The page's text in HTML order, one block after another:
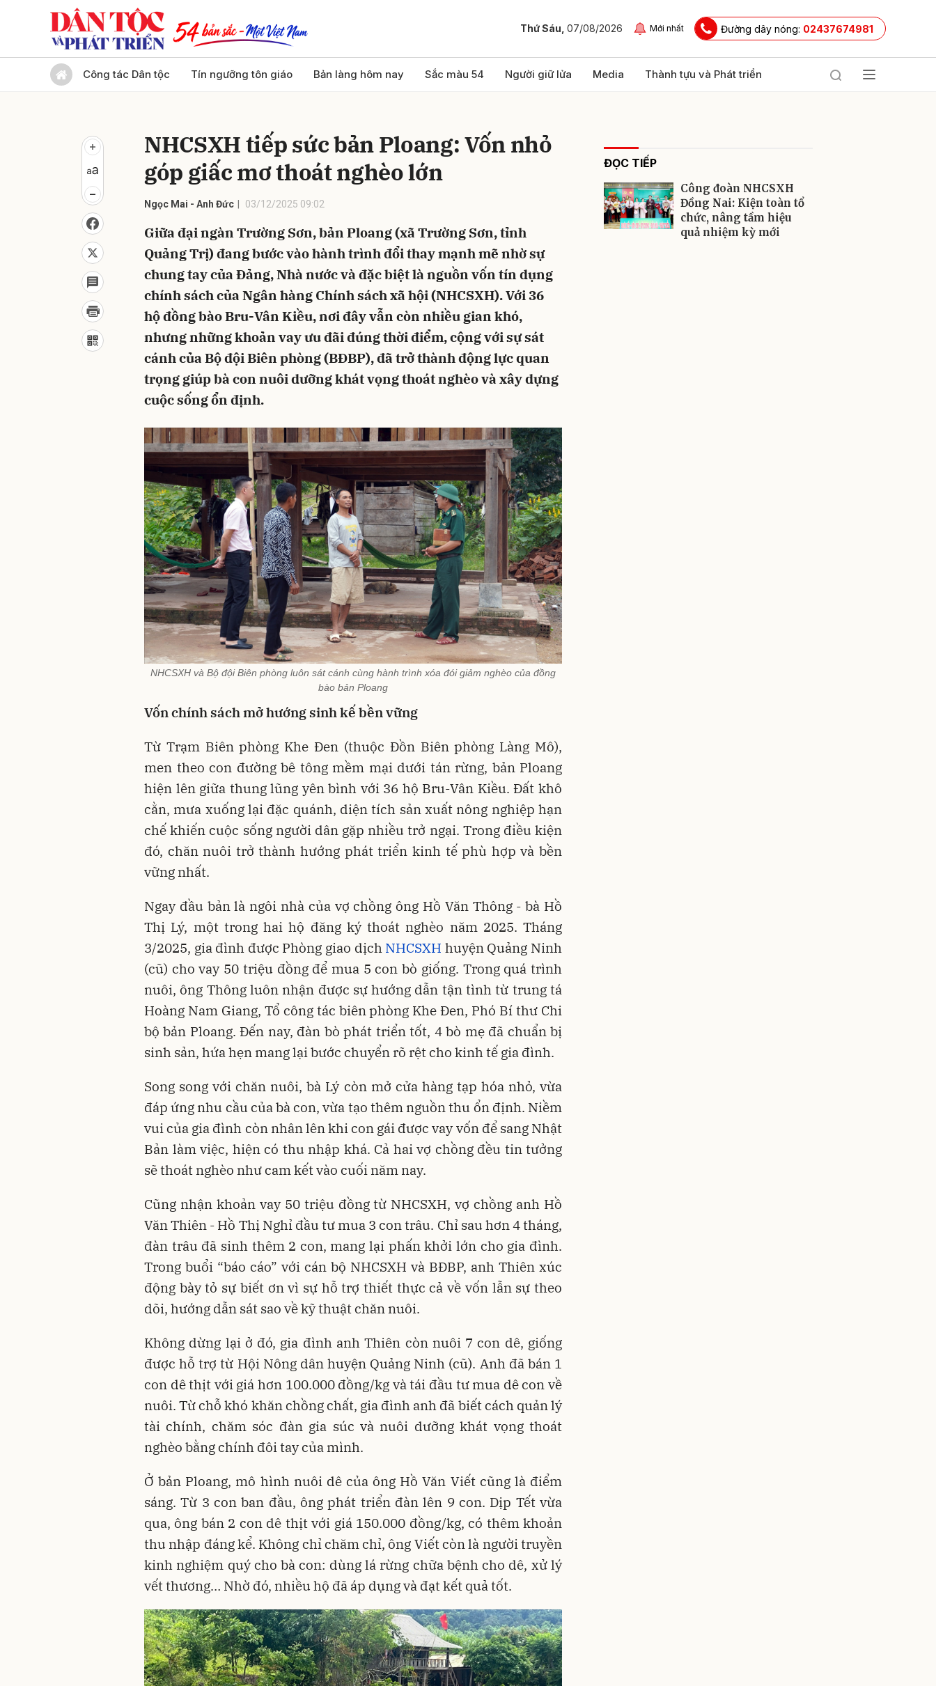
Thứ Sáu, 07/08/2026 Mới nhất Đường dây nóng: 02437674981
Công tác Dân tộc Tín ngưỡng tôn giáo Bản làng hôm nay Sắc màu 54 Người giữ lửa Media Thành tựu và Phát triển
NHCSXH tiếp sức bản Ploang: Vốn nhỏ
góp giấc mơ thoát nghèo lớn
Ngọc Mai - Anh Đức 03/12/2025 09:02
Giữa đại ngàn Trường Sơn, bản Ploang (xã Trường Sơn, tỉnh
Quảng Trị) đang bước vào hành trình đổi thay mạnh mẽ nhờ sự
chung tay của Đảng, Nhà nước và đặc biệt là nguồn vốn tín dụng
chính sách của Ngân hàng Chính sách xã hội (NHCSXH). Với 36
hộ đồng bào Bru-Vân Kiều, nơi đây vẫn còn nhiều gian khó,
nhưng những khoản vay ưu đãi đúng thời điểm, cộng với sự sát
cánh của Bộ đội Biên phòng (BĐBP), đã trở thành động lực quan
trọng giúp bà con nuôi dưỡng khát vọng thoát nghèo và xây dựng
cuộc sống ổn định.
NHCSXH và Bộ đội Biên phòng luôn sát cánh cùng hành trình xóa đói giảm nghèo của đồng
bào bản Ploang
Vốn chính sách mở hướng sinh kế bền vững
Từ Trạm Biên phòng Khe Đen (thuộc Đồn Biên phòng Làng Mô),
men theo con đường bê tông mềm mại dưới tán rừng, bản Ploang
hiện lên giữa thung lũng yên bình với 36 hộ Bru-Vân Kiều. Đất khô
cằn, mưa xuống lại đặc quánh, diện tích sản xuất nông nghiệp hạn
chế khiến cuộc sống người dân gặp nhiều trở ngại. Trong điều kiện
đó, chăn nuôi trở thành hướng phát triển kinh tế phù hợp và bền
vững nhất.
Ngay đầu bản là ngôi nhà của vợ chồng ông Hồ Văn Thông - bà Hồ
Thị Lý, một trong hai hộ đăng ký thoát nghèo năm 2025. Tháng
3/2025, gia đình được Phòng giao dịch NHCSXH huyện Quảng Ninh
(cũ) cho vay 50 triệu đồng để mua 5 con bò giống. Trong quá trình
nuôi, ông Thông luôn nhận được sự hướng dẫn tận tình từ trung tá
Hoàng Nam Giang, Tổ công tác biên phòng Khe Đen, Phó Bí thư Chi
bộ bản Ploang. Đến nay, đàn bò phát triển tốt, 4 bò mẹ đã chuẩn bị
sinh sản, hứa hẹn mang lại bước chuyển rõ rệt cho kinh tế gia đình.
Song song với chăn nuôi, bà Lý còn mở cửa hàng tạp hóa nhỏ, vừa
đáp ứng nhu cầu của bà con, vừa tạo thêm nguồn thu ổn định. Niềm
vui của gia đình còn nhân lên khi con gái được vay vốn để sang Nhật
Bản làm việc, hiện có thu nhập khá. Cả hai vợ chồng đều tin tưởng
sẽ thoát nghèo như cam kết vào cuối năm nay.
Cũng nhận khoản vay 50 triệu đồng từ NHCSXH, vợ chồng anh Hồ
Văn Thiên - Hồ Thị Nghỉ đầu tư mua 3 con trâu. Chỉ sau hơn 4 tháng,
đàn trâu đã sinh thêm 2 con, mang lại phấn khởi lớn cho gia đình.
Trong buổi “báo cáo” với cán bộ NHCSXH và BĐBP, anh Thiên xúc
động bày tỏ sự biết ơn vì sự hỗ trợ thiết thực cả về vốn lẫn sự theo
dõi, hướng dẫn sát sao về kỹ thuật chăn nuôi.
Không dừng lại ở đó, gia đình anh Thiên còn nuôi 7 con dê, giống
được hỗ trợ từ Hội Nông dân huyện Quảng Ninh (cũ). Anh đã bán 1
con dê thịt với giá hơn 100.000 đồng/kg và tái đầu tư mua dê con về
nuôi. Từ chỗ khó khăn chồng chất, gia đình anh đã biết cách quản lý
tài chính, chăm sóc đàn gia súc và nuôi dưỡng khát vọng thoát
nghèo bằng chính đôi tay của mình.
Ở bản Ploang, mô hình nuôi dê của ông Hồ Văn Viết cũng là điểm
sáng. Từ 3 con ban đầu, ông phát triển đàn lên 9 con. Dịp Tết vừa
qua, ông bán 2 con dê thịt với giá 150.000 đồng/kg, có thêm khoản
thu nhập đáng kể. Không chỉ chăm chỉ, ông Viết còn là người truyền
kinh nghiệm quý cho bà con: dùng lá rừng chữa bệnh cho dê, xử lý
vết thương… Nhờ đó, nhiều hộ đã áp dụng và đạt kết quả tốt.
ĐỌC TIẾP
Công đoàn NHCSXH
Đồng Nai: Kiện toàn tổ
chức, nâng tầm hiệu
quả nhiệm kỳ mới
Gửi bình luận
Gửi